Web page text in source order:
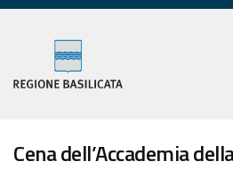
Cena dell’Accademia